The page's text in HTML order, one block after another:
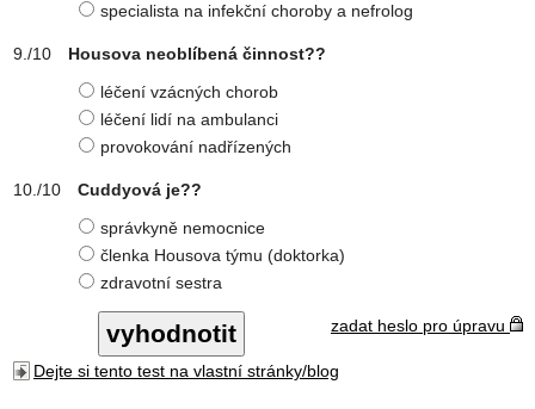
specialista na infekční choroby a nefrolog
Housova neoblíbená činnost??
léčení vzácných chorob
léčení lidí na ambulanci
provokování nadřízených
Cuddyová je??
správkyně nemocnice
členka Housova týmu (doktorka)
zdravotní sestra
zadat heslo pro úpravu
Dejte si tento test na vlastní stránky/blog